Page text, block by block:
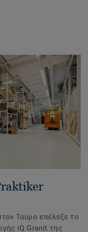
Ταύρο επέλεξε το
iQ Granit της